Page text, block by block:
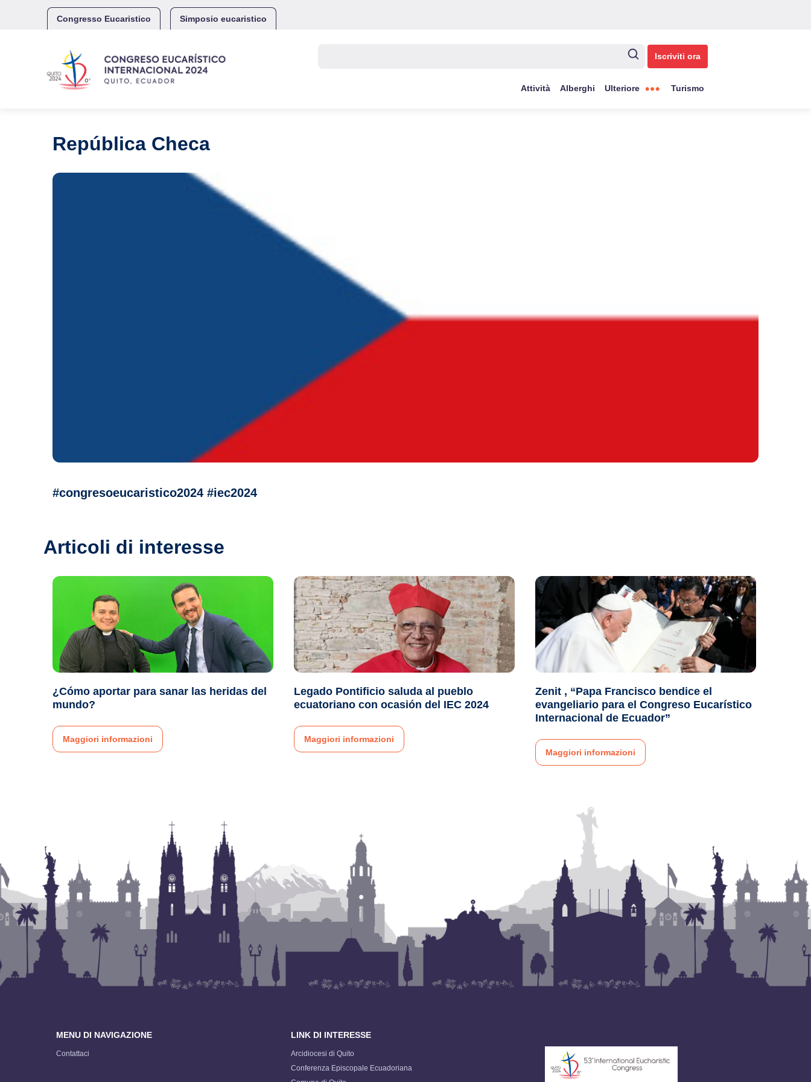
Congresso Eucaristico Simposio eucaristico
Iscriviti ora
Attività Alberghi Ulteriore Turismo
República Checa
#congresoeucaristico2024 #iec2024
Articoli di interesse
¿Cómo aportar para sanar las heridas del
mundo?
Maggiori informazioni
Legado Pontificio saluda al pueblo
ecuatoriano con ocasión del IEC 2024
Maggiori informazioni
Zenit , “Papa Francisco bendice el
evangeliario para el Congreso Eucarístico
Internacional de Ecuador”
Maggiori informazioni
MENU DI NAVIGAZIONE
Contattaci
LINK DI INTERESSE
Arcidiocesi di Quito
Conferenza Episcopale Ecuadoriana